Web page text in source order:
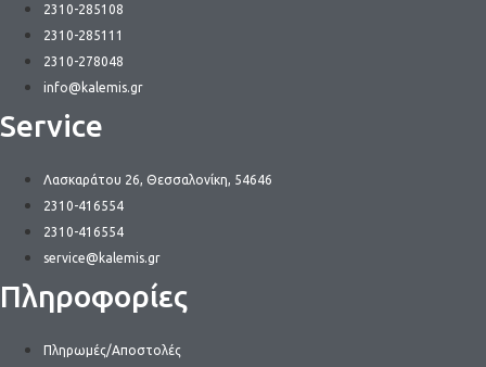
2310-285108
2310-285111
2310-278048
info@kalemis.gr
Service
Λασκαράτου 26, Θεσσαλονίκη, 54646
2310-416554
2310-416554
service@kalemis.gr
Πληροφορίες
Πληρωμές/Αποστολές